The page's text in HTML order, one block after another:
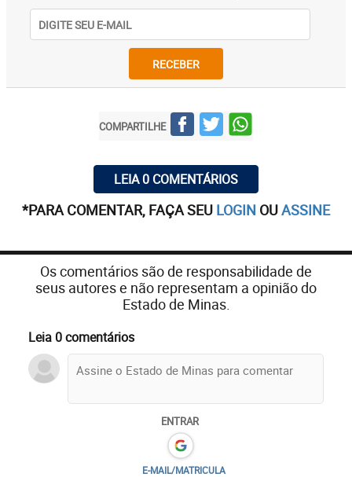
RECEBER
COMPARTILHE
LEIA 0 COMENTÁRIOS
*PARA COMENTAR, FAÇA SEU LOGIN OUASSINE
Os comentários são de responsabilidade de
seus autores e não representam a opinião do
Estado de Minas.
Leia 0 comentários
ENTRAR
E-MAIL/MATRICULA